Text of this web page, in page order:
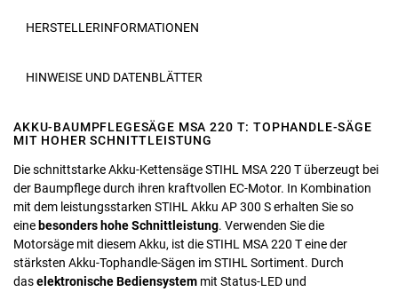
HERSTELLERINFORMATIONEN
HINWEISE UND DATENBLÄTTER
AKKU-BAUMPFLEGESÄGE MSA 220 T: TOPHANDLE-SÄGE
MIT HOHER SCHNITTLEISTUNG
Die schnittstarke Akku-Kettensäge STIHL MSA 220 T überzeugt bei
der Baumpflege durch ihren kraftvollen EC-Motor. In Kombination
mit dem leistungsstarken STIHL Akku AP 300 S erhalten Sie so
eine besonders hohe Schnittleistung. Verwenden Sie die
Motorsäge mit diesem Akku, ist die STIHL MSA 220 T eine der
stärksten Akku-Tophandle-Sägen im STIHL Sortiment. Durch
daselektronische Bediensystem mit Status-LED und